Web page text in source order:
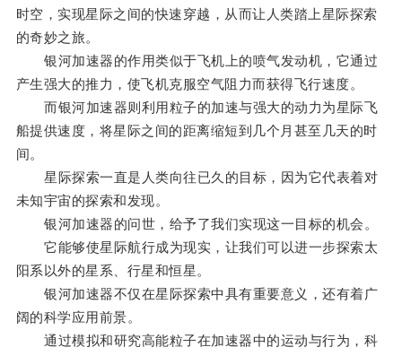
时空，实现星际之间的快速穿越，从而让人类踏上星际探索
的奇妙之旅。
银河加速器的作用类似于飞机上的喷气发动机，它通过
产生强大的推力，使飞机克服空气阻力而获得飞行速度。
而银河加速器则利用粒子的加速与强大的动力为星际飞
船提供速度，将星际之间的距离缩短到几个月甚至几天的时
间。
星际探索一直是人类向往已久的目标，因为它代表着对
未知宇宙的探索和发现。
银河加速器的问世，给予了我们实现这一目标的机会。
它能够使星际航行成为现实，让我们可以进一步探索太
阳系以外的星系、行星和恒星。
银河加速器不仅在星际探索中具有重要意义，还有着广
阔的科学应用前景。
通过模拟和研究高能粒子在加速器中的运动与行为，科